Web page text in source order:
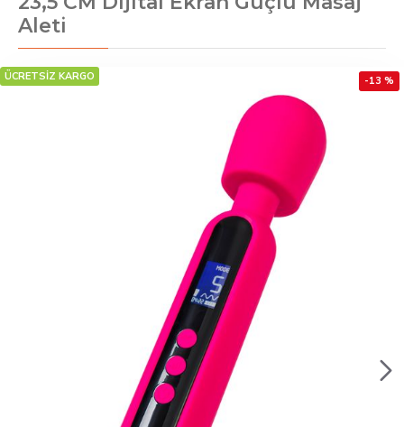
Aleti
ÜCRETSİZ KARGO -13 %